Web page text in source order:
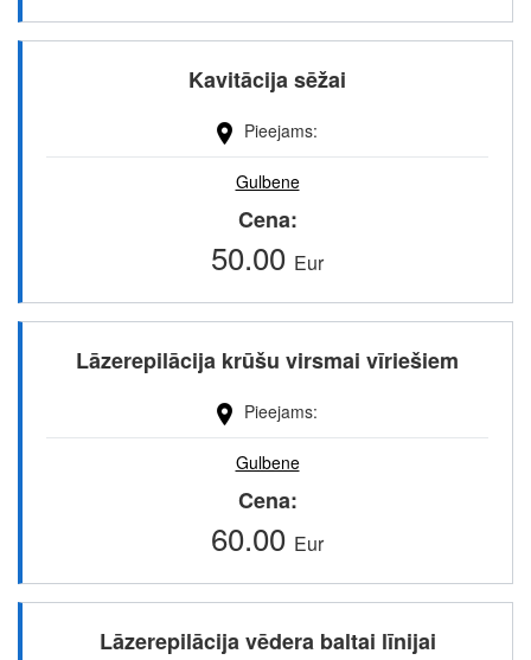
Kavitācija sēžai
Pieejams
Gulbene
Cena
50.00 Eur
Lāzerepilācija krūšu virsmai vīriešiem
Pieejams
Gulbene
Cena
60.00 Eur
Lāzerepilācija vēdera baltai līnijai